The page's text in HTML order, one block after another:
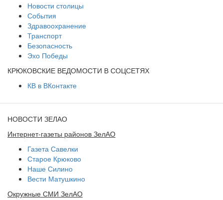
Новости столицы
События
Здравоохранение
Транспорт
Безопасность
Эхо Победы
КРЮКОВСКИЕ ВЕДОМОСТИ В СОЦСЕТЯХ
КВ в ВКонтакте
НОВОСТИ ЗЕЛАО
Интернет-газеты районов ЗелАО
Газета Савелки
Старое Крюково
Наше Силино
Вести Матушкино
Окружные СМИ ЗелАО